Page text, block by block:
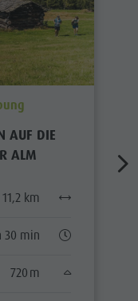
AUF DIE
ALM
11,2 km
30 min
720 m